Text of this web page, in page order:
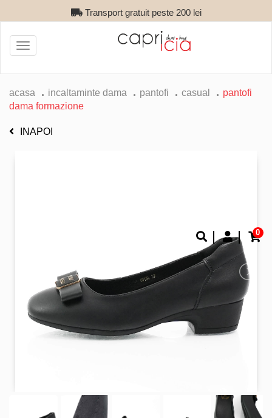
Transport gratuit peste 200 lei
0
Toggle
navigation
acasa incaltaminte dama pantofi casual
pantofi
dama formazione
INAPOI